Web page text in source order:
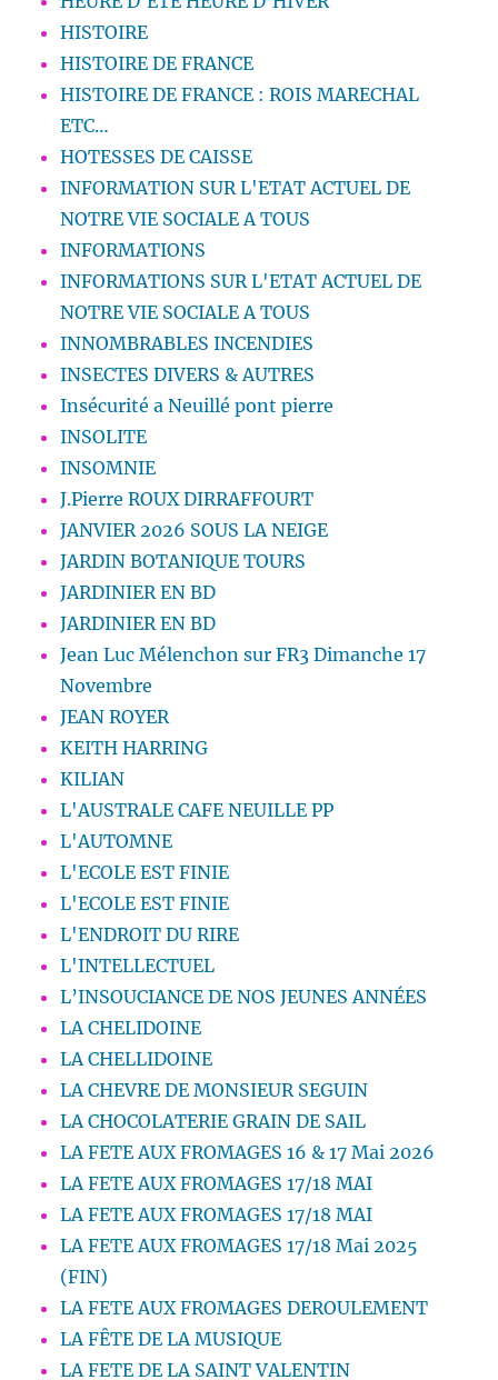
HISTOIRE
HISTOIRE DE FRANCE
HISTOIRE DE FRANCE : ROIS MARECHAL
ETC…
HOTESSES DE CAISSE
INFORMATION SUR L'ETAT ACTUEL DE
NOTRE VIE SOCIALE A TOUS
INFORMATIONS
INFORMATIONS SUR L'ETAT ACTUEL DE
NOTRE VIE SOCIALE A TOUS
INNOMBRABLES INCENDIES
INSECTES DIVERS & AUTRES
Insécurité a Neuillé pont pierre
INSOLITE
INSOMNIE
J.Pierre ROUX DIRRAFFOURT
JANVIER 2026 SOUS LA NEIGE
JARDIN BOTANIQUE TOURS
JARDINIER EN BD
JARDINIER EN BD
Jean Luc Mélenchon sur FR3 Dimanche 17
Novembre
JEAN ROYER
KEITH HARRING
KILIAN
L'AUSTRALE CAFE NEUILLE PP
L'AUTOMNE
L'ECOLE EST FINIE
L'ECOLE EST FINIE
L'ENDROIT DU RIRE
L'INTELLECTUEL
L’INSOUCIANCE DE NOS JEUNES ANNÉES
LA CHELIDOINE
LA CHELLIDOINE
LA CHEVRE DE MONSIEUR SEGUIN
LA CHOCOLATERIE GRAIN DE SAIL
LA FETE AUX FROMAGES 16 & 17 Mai 2026
LA FETE AUX FROMAGES 17/18 MAI
LA FETE AUX FROMAGES 17/18 MAI
LA FETE AUX FROMAGES 17/18 Mai 2025
(FIN)
LA FETE AUX FROMAGES DEROULEMENT
LA FÊTE DE LA MUSIQUE
LA FETE DE LA SAINT VALENTIN